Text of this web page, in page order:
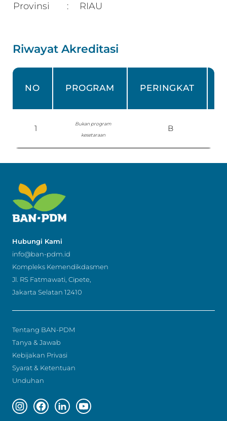
Provinsi
: RIAU
Riwayat Akreditasi
NO PROGRAM PERINGKAT
1
Bukan program
kesetaraan
B
Hubungi Kami
info@ban-pdm.id
Kompleks Kemendikdasmen
Jl. RS Fatmawati, Cipete,
Jakarta Selatan 12410
Tentang BAN-PDM
Tanya & Jawab
Kebijakan Privasi
Syarat & Ketentuan
Unduhan